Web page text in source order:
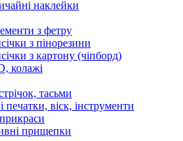
наклейки
з фетру
з пінорезини
з картону (чіпборд)
колажі
тасьми
печатки, віск, інструменти
прищепки